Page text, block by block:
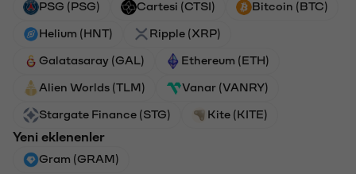
PSG (PSG) Cartesi (CTSI) Bitcoin (BTC)
Helium (HNT) Ripple (XRP)
Galatasaray (GAL) Ethereum (ETH)
Alien Worlds (TLM) Vanar (VANRY)
Stargate Finance (STG) Kite (KITE)
Yeni eklenenler
Gram (GRAM)